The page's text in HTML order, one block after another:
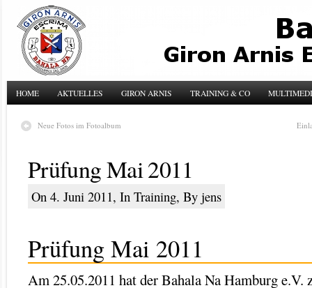
HOME AKTUELLES GIRON ARNIS TRAINING & CO
Neue Fotos im Fotoalbum
Prüfung Mai 2011
On 4. Juni 2011, In Training, By jens
Prüfung Mai 2011
Am 25.05.2011 hat der Bahala Na Hamburg e.V.